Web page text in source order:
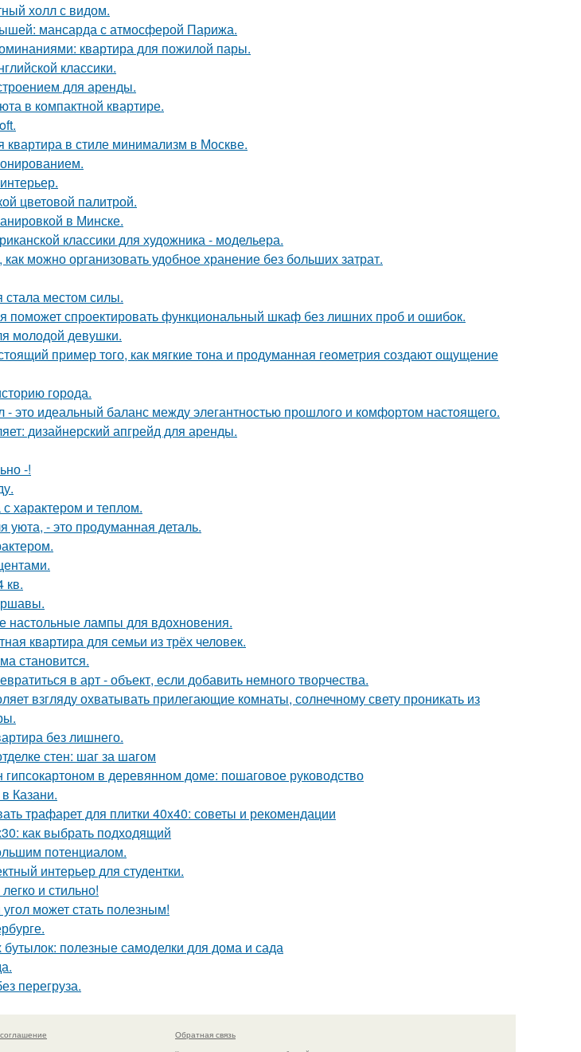
холл с видом.
мансарда с атмосферой Парижа.
квартира для пожилой пары.
классики.
для аренды.
в компактной квартире.
в стиле минимализм в Москве.
цветовой палитрой.
в Минске.
классики для художника - модельера.
можно организовать удобное хранение без больших затрат.
стала местом силы.
поможет спроектировать функциональный шкаф без лишних проб и ошибок.
молодой девушки.
пример того, как мягкие тона и продуманная геометрия создают ощущение
города.
- это идеальный баланс между элегантностью прошлого и комфортом настоящего.
дизайнерский апгрейд для аренды.
-!
характером и теплом.
уюта, - это продуманная деталь.
кв.
настольные лампы для вдохновения.
квартира для семьи из трёх человек.
становится.
в арт - объект, если добавить немного творчества.
взгляду охватывать прилегающие комнаты, солнечному свету проникать из
без лишнего.
стен: шаг за шагом
гипсокартоном в деревянном доме: пошаговое руководство
Казани.
трафарет для плитки 40x40: советы и рекомендации
как выбрать подходящий
потенциалом.
интерьер для студентки.
и стильно!
может стать полезным!
полезные самоделки для дома и сада
перегруза.
Обратная связь